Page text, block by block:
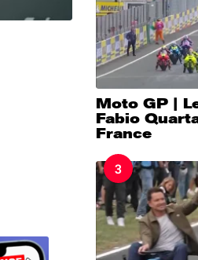
Moto GP |
Fabio
France
3